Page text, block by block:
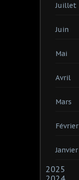
Juillet
Juin
Mai
Avril
Mars
Février
Janvier
2025